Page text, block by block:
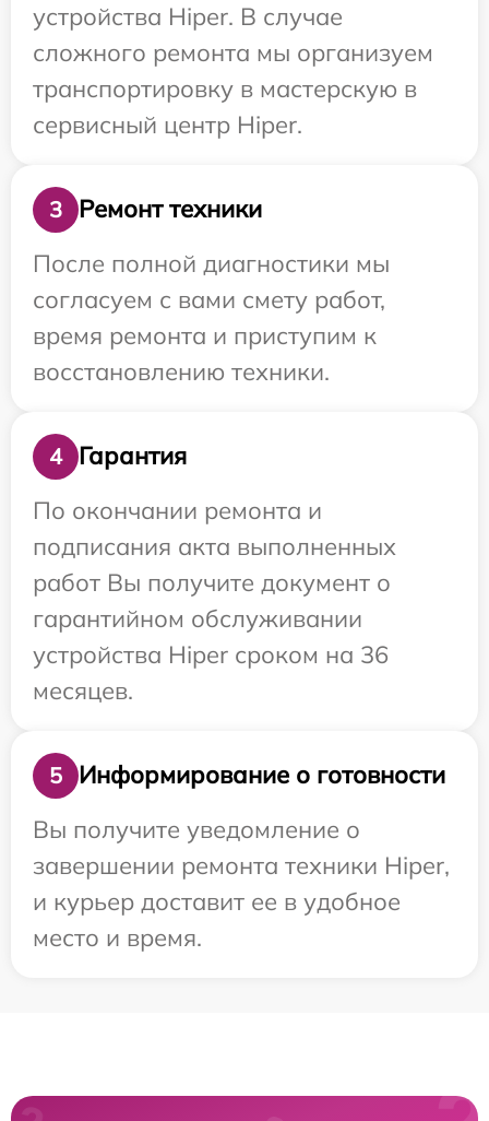
устройства Hiper. В случае
сложного ремонта мы организуем
транспортировку в мастерскую в
сервисный центр Hiper.
3
Ремонт техники
После полной диагностики мы
согласуем с вами смету работ,
время ремонта и приступим к
восстановлению техники.
4
Гарантия
По окончании ремонта и
подписания акта выполненных
работ Вы получите документ о
гарантийном обслуживании
устройства Hiper сроком на 36
месяцев.
5
Информирование о готовности
Вы получите уведомление о
завершении ремонта техники Hiper,
и курьер доставит ее в удобное
место и время.